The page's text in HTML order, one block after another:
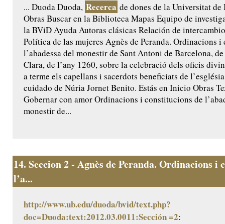
... Duoda Duoda, Recerca de dones de la Universitat
Obras Buscar en la Biblioteca Mapas Equipo de
la BViD Ayuda Autoras clásicas Relación de
Política de las mujeres Agnès de Peranda. Ordinacions
l’abadessa del monestir de Sant Antoni de Barcelona, de
Clara, de l’any 1260, sobre la celebració dels oficis
a terme els capellans i sacerdots beneficiats de
cuidado de Núria Jornet Benito. Estás en Inicio Obras
Gobernar con amor Ordinacions i constitucions de
monestir de...
14. Seccion 2 - Agnès de Peranda. Ordinacions i
l’a...
http://www.ub.edu/duoda/bvid/text.php?
doc=Duoda:text:2012.03.0011:Sección =2: